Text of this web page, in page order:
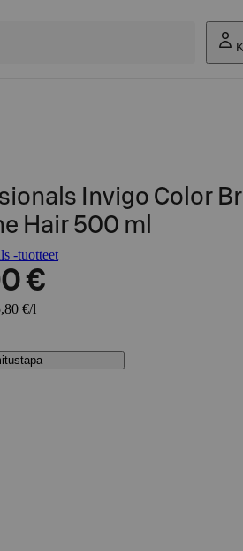
Invigo Color
Hair 500 ml
-tuotteet
€
€/l